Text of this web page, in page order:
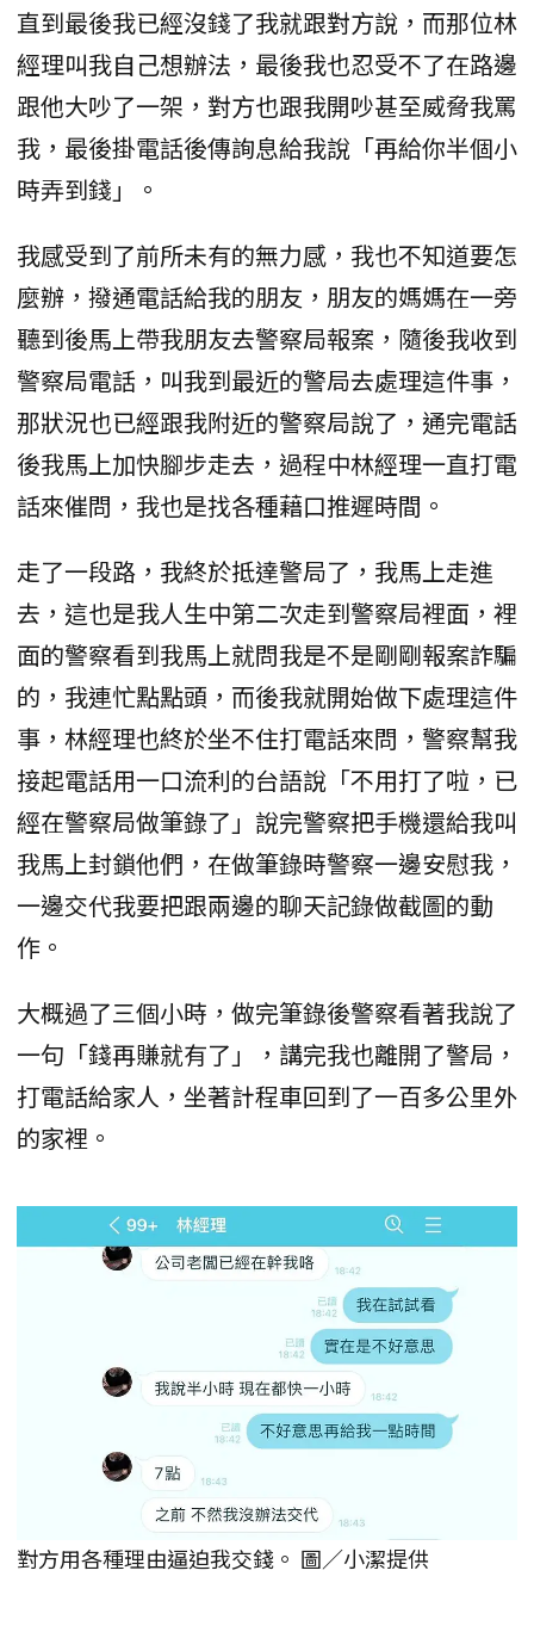
直到最後我已經沒錢了我就跟對方說，而那位林
經理叫我自己想辦法，最後我也忍受不了在路邊
跟他大吵了一架，對方也跟我開吵甚至威脅我罵
我，最後掛電話後傳詢息給我說「再給你半個小
時弄到錢」。
我感受到了前所未有的無力感，我也不知道要怎
麼辦，撥通電話給我的朋友，朋友的媽媽在一旁
聽到後馬上帶我朋友去警察局報案，隨後我收到
警察局電話，叫我到最近的警局去處理這件事，
那狀況也已經跟我附近的警察局說了，通完電話
後我馬上加快腳步走去，過程中林經理一直打電
話來催問，我也是找各種藉口推遲時間。
走了一段路，我終於抵達警局了，我馬上走進
去，這也是我人生中第二次走到警察局裡面，裡
面的警察看到我馬上就問我是不是剛剛報案詐騙
的，我連忙點點頭，而後我就開始做下處理這件
事，林經理也終於坐不住打電話來問，警察幫我
接起電話用一口流利的台語說「不用打了啦，已
經在警察局做筆錄了」說完警察把手機還給我叫
我馬上封鎖他們，在做筆錄時警察一邊安慰我，
一邊交代我要把跟兩邊的聊天記錄做截圖的動
作。
大概過了三個小時，做完筆錄後警察看著我說了
一句「錢再賺就有了」，講完我也離開了警局，
打電話給家人，坐著計程車回到了一百多公里外
的家裡。
對方用各種理由逼迫我交錢。 圖／小潔提供